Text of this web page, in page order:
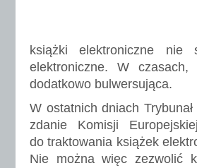
książki elektroniczne
elektroniczne. W
dodatkowo bulwersująca.
W ostatnich dniach
zdanie Komisji
do traktowania książek
Nie można więc zezwolić